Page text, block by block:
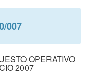
007
OPERATIVO
2007